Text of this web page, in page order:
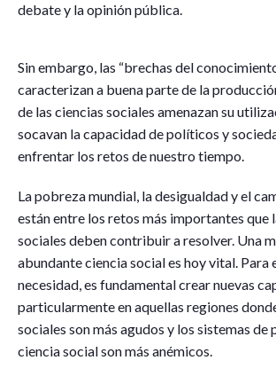
debate y la opinión pública.
Sin embargo, las “brechas del
caracterizan a buena parte de la
de las ciencias sociales amenazan su
socavan la capacidad de políticos y
enfrentar los retos de nuestro tiempo.
La pobreza mundial, la desigualdad y el
están entre los retos más importantes que
sociales deben contribuir a resolver. Una
abundante ciencia social es hoy vital. Para
necesidad, es fundamental crear nuevas
particularmente en aquellas regiones
sociales son más agudos y los sistemas de
ciencia social son más anémicos.